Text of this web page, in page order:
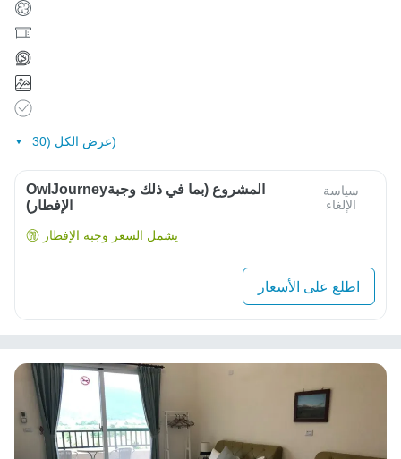
عرض الكل (30)
OwlJourneyالمشروع (بما في ذلك وجبة
الإفطار)
سياسة
الإلغاء
يشمل السعر وجبة الإفطار
اطلع على الأسعار